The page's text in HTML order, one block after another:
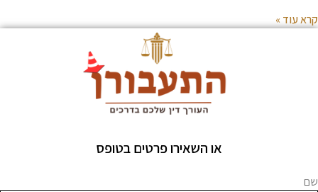
עוד »
או השאירו פרטים בטופס